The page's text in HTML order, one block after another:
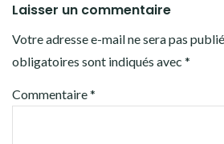
Laisser un commentaire
Votre adresse e-mail ne sera pas
obligatoires sont indiqués avec *
Commentaire*